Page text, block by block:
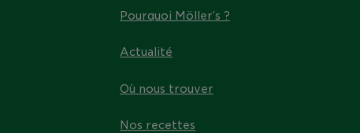
Pourquoi Möller’s ?
Actualité
Où nous trouver
Nos recettes